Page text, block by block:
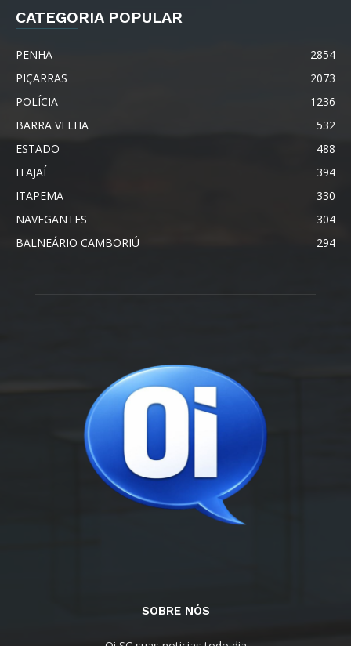
CATEGORIA POPULAR
PENHA
2854
PIÇARRAS
2073
POLÍCIA
1236
BARRA VELHA
532
ESTADO
488
ITAJAÍ
394
ITAPEMA
330
NAVEGANTES
304
BALNEÁRIO CAMBORIÚ
294
SOBRE NÓS